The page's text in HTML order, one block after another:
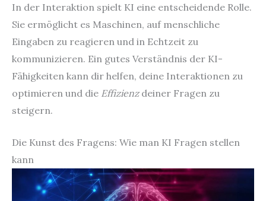
In der Interaktion spielt KI eine entscheidende Rolle.
Sie ermöglicht es Maschinen, auf menschliche
Eingaben zu reagieren und in Echtzeit zu
kommunizieren. Ein gutes Verständnis der KI-
Fähigkeiten kann dir helfen, deine Interaktionen zu
optimieren und die Effizienzdeiner Fragen zu
steigern.
Die Kunst des Fragens: Wie man KI Fragen stellen
kann